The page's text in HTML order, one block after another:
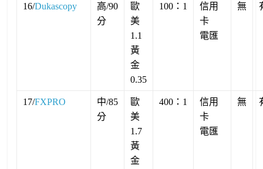
16/Dukascopy
高/90
分
歐
美
1.1
黃
金
0.35
100：1
信用
卡
電匯
無
17/FXPRO
中/85
分
歐
美
1.7
黃
金
400：1
信用
卡
電匯
無